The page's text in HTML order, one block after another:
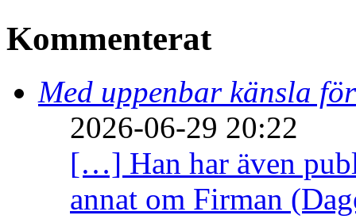
Kommenterat
Med uppenbar känsla
2026-06-29 20:22
[…] Han har även
annat om Firman